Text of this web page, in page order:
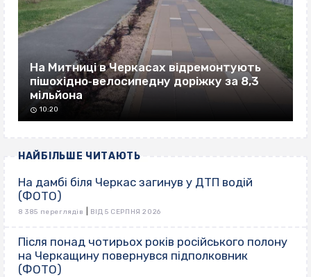
На Митниці в Черкасах відремонтують
пішохідно‐велосипедну доріжку за 8,3
мільйона
10:20
НАЙБІЛЬШЕ ЧИТАЮТЬ
На дамбі біля Черкас загинув у ДТП водій
(ФОТО)
8 385 переглядів ВІД 5 СЕРПНЯ 2026
Після понад чотирьох років російського полону
на Черкащину повернувся підполковник
(ФОТО)